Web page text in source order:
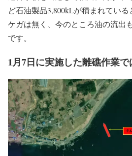
2025年1月6日18時ごろ、北海道函
カー「さんわ丸」の 座礁事故が発
道苫小牧を出港して秋田に向かっ
ど石油製品3,800kLが積まれてい
ケガは無く、今のところ油の流出
です。
1月7日に実施した離礁作業で